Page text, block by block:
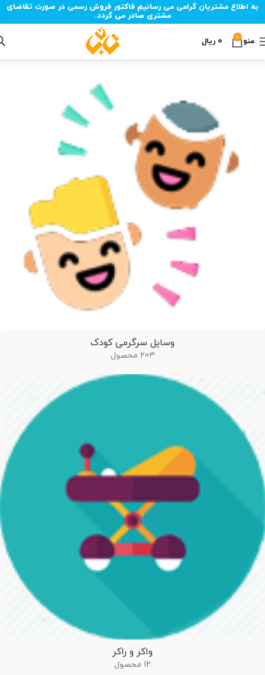
به اطلاع مشتریان گرامی می رسانیم فاکتور فروش رسمی در صورت تقاضای
مشتری صادر می گردد.
منو 0 ۰ ریال
وسایل سرگرمی کودک
203 محصول
واکر و راکر
12 محصول